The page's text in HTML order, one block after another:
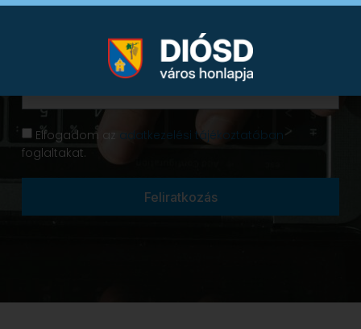
Elfogadom az adatkezelési tájékoztatóban
foglaltakat.
Feliratkozás